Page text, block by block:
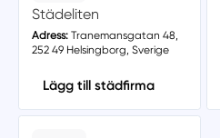
Städeliten
Adress:Tranemansgatan 48,
252 49 Helsingborg, Sverige
Lägg till städfirma